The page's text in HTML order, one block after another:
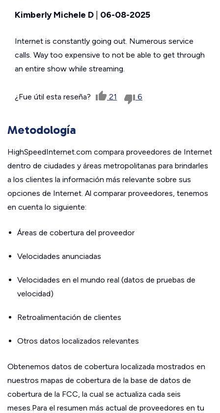
Kimberly Michele D | 06-08-2025
Internet is constantly going out. Numerous service
calls. Way too expensive to not be able to get through
an entire show while streaming.
¿Fue útil esta reseña? 21 6
Metodología
HighSpeedInternet.com compara proveedores de Internet
dentro de ciudades y áreas metropolitanas para brindarles
a los clientes la información más relevante sobre sus
opciones de Internet. Al comparar proveedores, tenemos
en cuenta lo siguiente:
Áreas de cobertura del proveedor
Velocidades anunciadas
Velocidades en el mundo real (datos de pruebas de
velocidad)
Retroalimentación de clientes
Otros datos localizados relevantes
Obtenemos datos de cobertura localizada mostrados en
nuestros mapas de cobertura de la base de datos de
cobertura de la FCC, la cual se actualiza cada seis
meses.Para el resumen más actual de proveedores en tu